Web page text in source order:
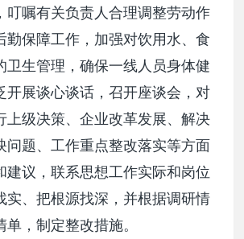
叮嘱有关负责人合理调整劳动作
勤保障工作，加强对饮用水、食
卫生管理，确保一线人员身体健
开展谈心谈话，召开座谈会，对
上级决策、企业改革发展、解决
问题、工作重点整改落实等方面
建议，联系思想工作实际和岗位
实、把根源找深，并根据调研情
，制定整改措施。